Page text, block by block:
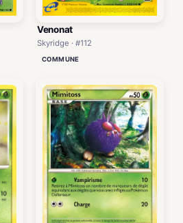
Venonat
Skyridge · #112
COMMUNE